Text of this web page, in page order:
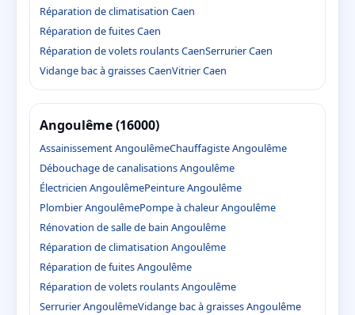
Réparation de climatisation Caen
Réparation de fuites Caen
Réparation de volets roulants CaenSerrurier Caen
Vidange bac à graisses CaenVitrier Caen
Angoulême (16000)
Assainissement AngoulêmeChauffagiste Angoulême
Débouchage de canalisations Angoulême
Électricien AngoulêmePeinture Angoulême
Plombier AngoulêmePompe à chaleur Angoulême
Rénovation de salle de bain Angoulême
Réparation de climatisation Angoulême
Réparation de fuites Angoulême
Réparation de volets roulants Angoulême
Serrurier AngoulêmeVidange bac à graisses Angoulême